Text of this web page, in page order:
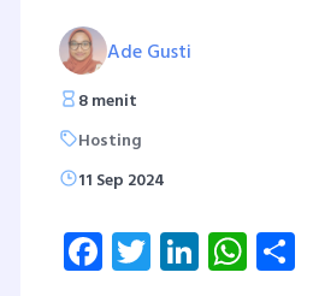
Ade Gusti
8 menit
Hosting
11 Sep 2024
Facebook
Twitter
LinkedIn